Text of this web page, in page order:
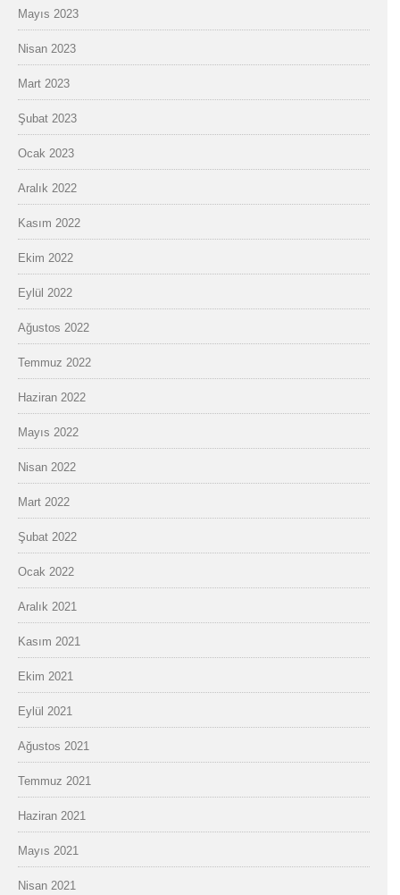
Mayıs 2023
Nisan 2023
Mart 2023
Şubat 2023
Ocak 2023
Aralık 2022
Kasım 2022
Ekim 2022
Eylül 2022
Ağustos 2022
Temmuz 2022
Haziran 2022
Mayıs 2022
Nisan 2022
Mart 2022
Şubat 2022
Ocak 2022
Aralık 2021
Kasım 2021
Ekim 2021
Eylül 2021
Ağustos 2021
Temmuz 2021
Haziran 2021
Mayıs 2021
Nisan 2021